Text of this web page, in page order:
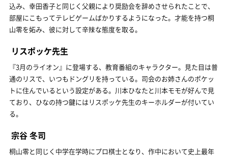
込み、幸田香子と同じく父親により奨励会を辞めさせられたことで、
部屋にこもってテレビゲームばかりするようになった。才能を持つ桐
山零を妬み、彼に対して辛辣な態度を取る。
リスポッケ先生
『3月のライオン』に登場する、教育番組のキャラクター。見た目は普
通のリスで、いつもドングリを持っている。司会のお姉さんのポケッ
トに住んでいるという設定がある。川本ひなたと川本モモが好んで見
ており、ひなの持つ鍵にはリスポッケ先生のキーホルダーが付いてい
る。
宗谷 冬司
桐山零と同じく中学在学時にプロ棋士となり、作中において史上最年